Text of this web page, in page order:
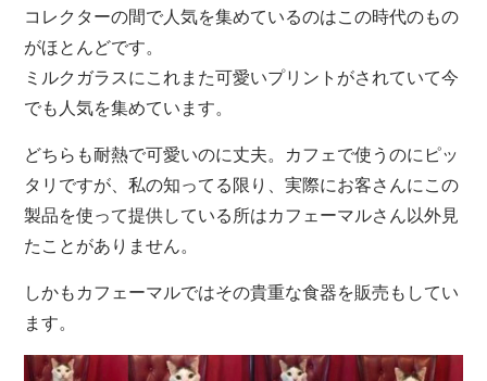
コレクターの間で人気を集めているのはこの時代のもの
がほとんどです。
ミルクガラスにこれまた可愛いプリントがされていて今
でも人気を集めています。
どちらも耐熱で可愛いのに丈夫。カフェで使うのにピッ
タリですが、私の知ってる限り、実際にお客さんにこの
製品を使って提供している所はカフェーマルさん以外見
たことがありません。
しかもカフェーマルではその貴重な食器を販売もしてい
ます。